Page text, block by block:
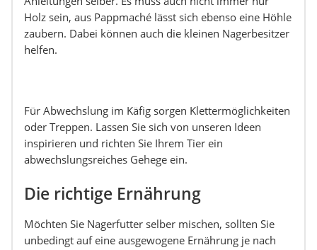
Holz sein, aus Pappmaché lässt sich ebenso eine Höhle
zaubern. Dabei können auch die kleinen Nagerbesitzer
helfen.
Für Abwechslung im Käfig sorgen Klettermöglichkeiten
oder Treppen. Lassen Sie sich von unseren Ideen
inspirieren und richten Sie Ihrem Tier ein
abwechslungsreiches Gehege ein.
Die richtige Ernährung
Möchten Sie Nagerfutter selber mischen, sollten Sie
unbedingt auf eine ausgewogene Ernährung je nach